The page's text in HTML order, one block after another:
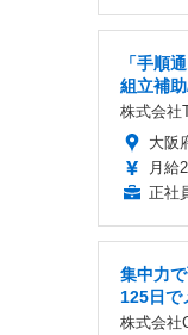
「手順
組立補
株式会社
大阪
月給
正社
集中力
125日で
株式会社